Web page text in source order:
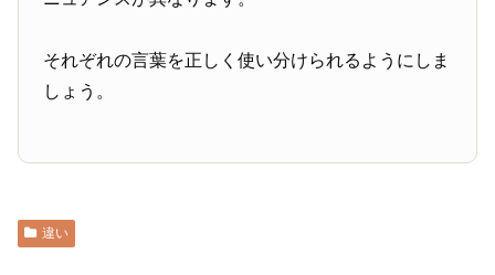
それぞれの言葉を正しく使い分けられるようにしま
しょう。
違い